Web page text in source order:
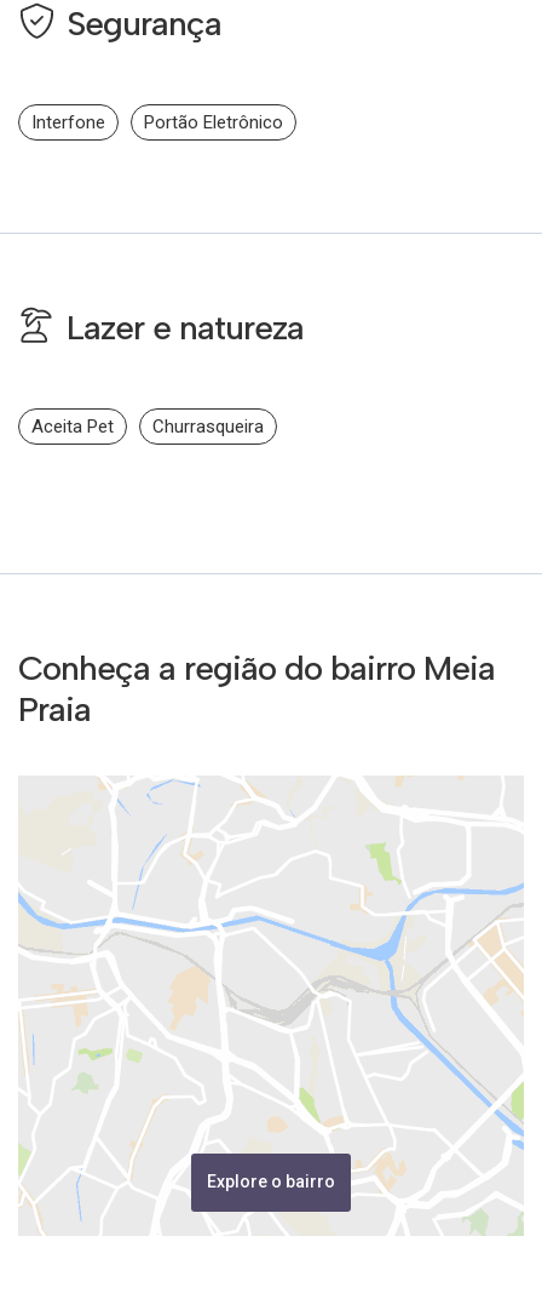
Segurança
Interfone Portão Eletrônico
Lazer e natureza
Aceita Pet Churrasqueira
Conheça a região do bairro Meia
Praia
Explore o bairro